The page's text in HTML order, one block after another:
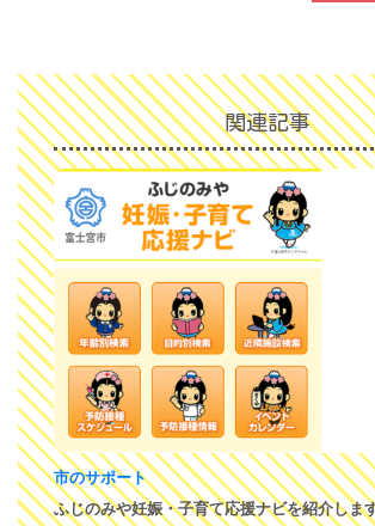
関連記事
市のサポート
ふじのみや妊娠・子育て応援ナビを紹介しま